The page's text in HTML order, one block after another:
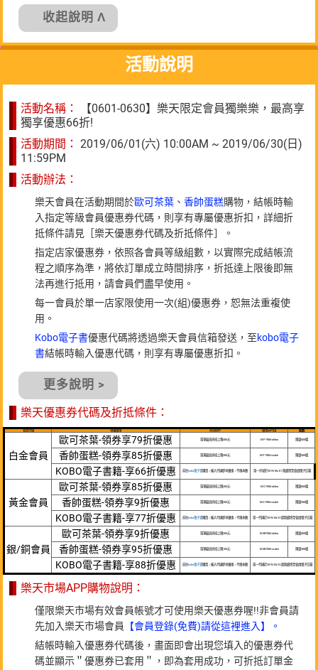
收起說明 Λ
活動說明
活動名稱：
【0601-0630】樂天限定會員獨樂樂，最高享
獨享優惠66折!
活動期間： 2019/06/01(六) 10:00AM ~ 2019/06/30(日)
11:59PM
活動辦法：
樂天會員在活動期間於歐可茶葉 、 香帥蛋糕購物，結帳時輸
入指定等級會員優惠券代碼，則享有專屬優惠折扣，詳細折
抵條件請見［樂天優惠券代碼及折抵條件］。
指定店家優惠券，依照各會員等級組數，以實際完成結帳流
程之順序為準，將依訂單成立時間排序，折抵達上限後即無
法再進行抵用，請會員們盡早使用。
每一會員於單一店家限使用一次(組)優惠券，恕無法重複使
用。
Kobo電子書優惠代碼將透過樂天會員信箱發送，至kobo電子
書結帳時輸入優惠代碼，則享有專屬優惠折扣。
更多說明 >
樂天優惠券代碼及折抵條件：
會員等級 專屬優惠 折抵條件 優惠券代碼 組數
白金會員
歐可茶葉-領券享79折優惠 單筆最高折抵上限400元 MP1906-oktea 限量600組
香帥蛋糕-領券享85折優惠 單筆最高折抵上限300元 MP1906-scake 限量500組
KOBO電子書籍-享66折優惠 前往kobo電子書 購買，輸入代碼即享優惠，不限本數 單一序號於2019/06/01 陸續寄至會員電子信箱
黃金會員
歐可茶葉-領券享85折優惠 單筆最高折抵上限300元 MG1906-oktea 限量800組
香帥蛋糕-領券享9折優惠 單筆最高折抵上限200元 MG1906-scake 限量500組
KOBO電子書籍-享77折優惠 前往kobo電子書 購買，輸入代碼即享優惠，不限本數 單一代碼於2019/06/01起陸續寄至會員電子信箱
銀/銅會員
歐可茶葉-領券享9折優惠 單筆最高折抵上限300元 MSB1906-oktea 限量800組
香帥蛋糕-領券享95折優惠 單筆最高折抵上限100元 MSB1906-scake 限量500組
KOBO電子書籍-享88折優惠 前往kobo電子書 購買，輸入代碼即享優惠，不限本數 單一代碼於2019/05/01起陸續寄至會員電子信箱
樂天市場APP購物說明：
僅限樂天市場有效會員帳號才可使用樂天優惠券喔!!非會員請
先加入樂天市場會員
【會員登錄(免費)請從這裡進入】。
結帳時輸入優惠券代碼後，畫面即會出現您填入的優惠券代
碼並顯示＂優惠券已套用＂，即為套用成功，可折抵訂單金